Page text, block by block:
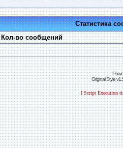
Статистика
Кол-во сообщений
Original Style
[ Script Execution